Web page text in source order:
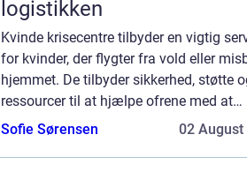
logistikken
Kvinde krisecentre tilbyder en vigtig
for kvinder, der flygter fra vold eller
hjemmet. De tilbyder sikkerhed, støtte
ressourcer til at hjælpe ofrene med at
genopbygge deres liv. Hvis du eller en
Sofie Sørensen 02 August